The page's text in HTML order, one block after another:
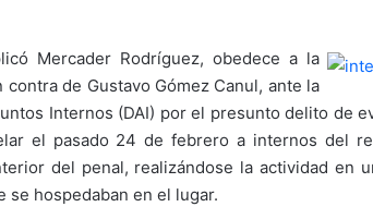
Mercader Rodríguez, obedece a la
contra de Gustavo Gómez Canul, ante la
Internos (DAI) por el presunto delito de
el pasado 24 de febrero a internos del
del penal, realizándose la actividad en
se hospedaban en el lugar.